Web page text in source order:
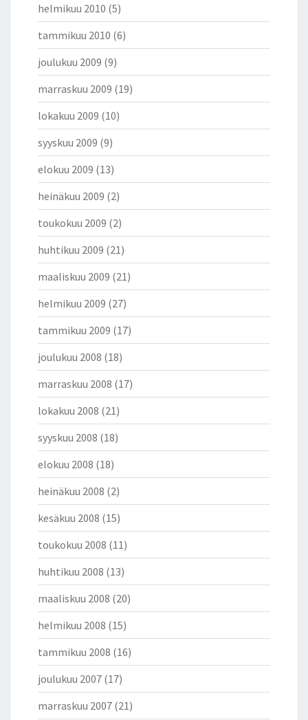
helmikuu 2010 (5)
tammikuu 2010 (6)
joulukuu 2009 (9)
marraskuu 2009 (19)
lokakuu 2009 (10)
syyskuu 2009 (9)
elokuu 2009 (13)
heinäkuu 2009 (2)
toukokuu 2009 (2)
huhtikuu 2009 (21)
maaliskuu 2009 (21)
helmikuu 2009 (27)
tammikuu 2009 (17)
joulukuu 2008 (18)
marraskuu 2008 (17)
lokakuu 2008 (21)
syyskuu 2008 (18)
elokuu 2008 (18)
heinäkuu 2008 (2)
kesäkuu 2008 (15)
toukokuu 2008 (11)
huhtikuu 2008 (13)
maaliskuu 2008 (20)
helmikuu 2008 (15)
tammikuu 2008 (16)
joulukuu 2007 (17)
marraskuu 2007 (21)